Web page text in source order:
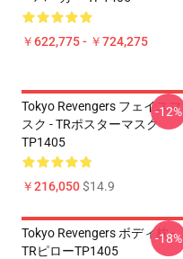
￥622,775 - ￥724,275
Tokyo Revengers フェイスマ
スク - TRポスターマスク
TP1405
￥216,050$14.9
-12%
Tokyo Revengers ボディ枕 -
TRピローTP1405
-18%